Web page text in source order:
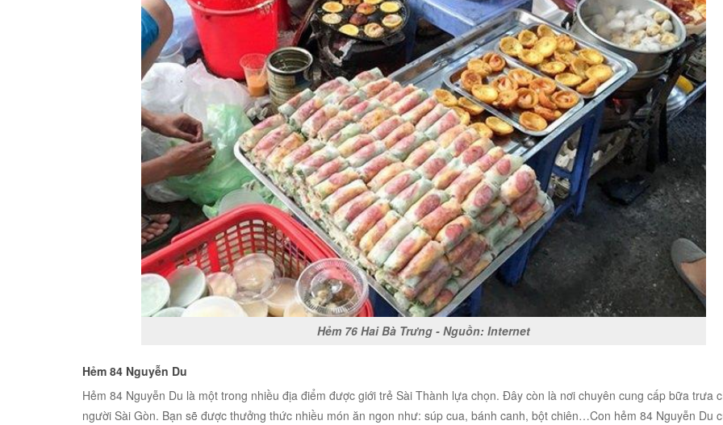
Hẻm 76 Hai Bà Trưng - Nguồn: Internet
Hẻm 84 Nguyễn Du
Hẻm 84 Nguyễn Du là một trong nhiều địa điểm được giới trẻ Sài Thành lựa chọn. Đây còn là nơi chuyên cung cấp bữa trưa
người Sài Gòn. Bạn sẽ được thưởng thức nhiều món ăn ngon như: súp cua, bánh canh, bột chiên…Con hẻm 84 Nguyễn Du